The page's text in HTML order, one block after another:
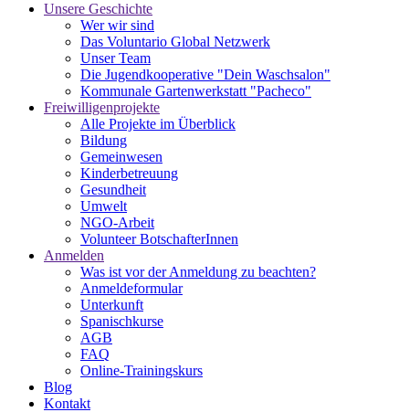
Unsere Geschichte
Wer wir sind
Das Voluntario Global Netzwerk
Unser Team
Die Jugendkooperative "Dein Waschsalon"
Kommunale Gartenwerkstatt "Pacheco"
Freiwilligenprojekte
Alle Projekte im Überblick
Bildung
Gemeinwesen
Kinderbetreuung
Gesundheit
Umwelt
NGO-Arbeit
Volunteer BotschafterInnen
Anmelden
Was ist vor der Anmeldung zu beachten?
Anmeldeformular
Unterkunft
Spanischkurse
AGB
FAQ
Online-Trainingskurs
Blog
Kontakt